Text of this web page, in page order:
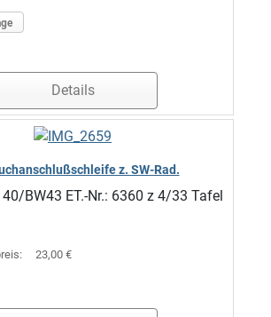
Details
z. SW-Rad.
BW43 ET.-Nr.: 6360 z 4/33 Tafel
23,00 €